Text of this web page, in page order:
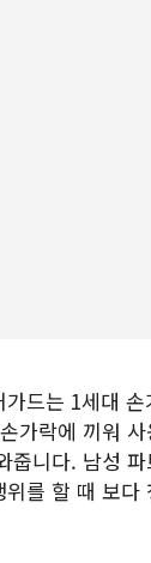
드는 1세대
가락에 끼워
줍니다. 남성
위를 할 때 보